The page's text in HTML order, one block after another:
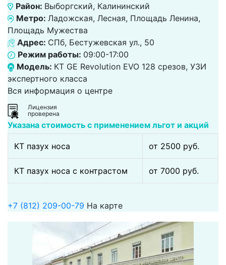
Район: Выборгский, Калининский
Метро: Ладожская, Лесная, Площадь Ленина,
Площадь Мужества
Адрес: СПб, Бестужевская ул., 50
Режим работы: 09:00-17:00
Модель: КТ GE Revolution EVO 128 срезов, УЗИ
экспертного класса
Вся информация о центре
Лицензия
проверена
Указана стоимость с применением льгот и акций
КТ пазух носа от 2500 pуб.
КТ пазух носа с контрастом от 7000 pуб.
+7 (812) 209-00-79 На карте